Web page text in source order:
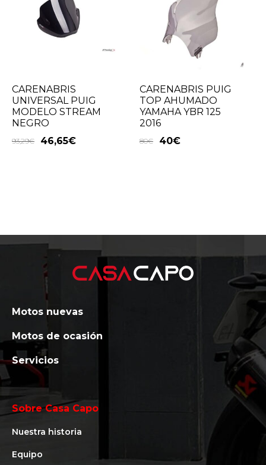
CARENABRIS
UNIVERSAL PUIG
MODELO STREAM
NEGRO
93,29€ 46,65€
CARENABRIS PUIG
TOP AHUMADO
YAMAHA YBR 125
2016
80€ 40€
Motos nuevas
Motos de ocasión
Servicios
Sobre Casa Capo
Nuestra historia
Equipo